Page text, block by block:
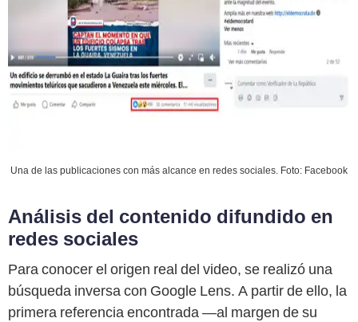
Una de las publicaciones con más alcance en redes sociales. Foto: Facebook
Análisis del contenido difundido en
redes sociales
Para conocer el origen real del video, se realizó una
búsqueda inversa con Google Lens. A partir de ello, la
primera referencia encontrada —al margen de su